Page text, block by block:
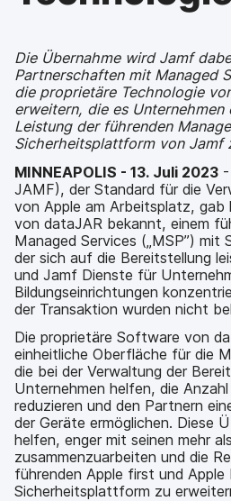
t
i
n
h
a
l
t
e
Die Übernahme wird Jamf
Partnerschaften mit Managed
die proprietäre Technologie
erweitern, die es
Leistung der führenden
Sicherheitsplattform von Jamf
MINNEAPOLIS - 13. Juli 2023 -
JAMF), der Standard für die
von Apple am Arbeitsplatz, gab
von dataJAR bekannt, einem
Managed Services („MSP”) mit
der sich auf die Bereitstellung
und Jamf Dienste für
Bildungseinrichtungen
der Transaktion wurden nicht
Die proprietäre Software von
einheitliche Oberfläche für die
die bei der Verwaltung der
Unternehmen helfen, die
reduzieren und den Partnern
der Geräte ermöglichen. Diese
helfen, enger mit seinen mehr
zusammenzuarbeiten und die
führenden Apple first und
Sicherheitsplattform zu